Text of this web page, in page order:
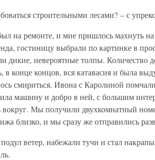
строительными лесами? – с
на ремонте, и мне пришлось махнуть
гостиницу выбрали по картинке в
дикие, невероятные толпы. Количество
в конце концов, вся катавасия и была
смириться. Ивона с Каролиной
машину и добро в ней, с большим
вокруг. Мы получили двухкомнатный
близко, и мы сразу же отправились
ветер, набежали тучи и стал